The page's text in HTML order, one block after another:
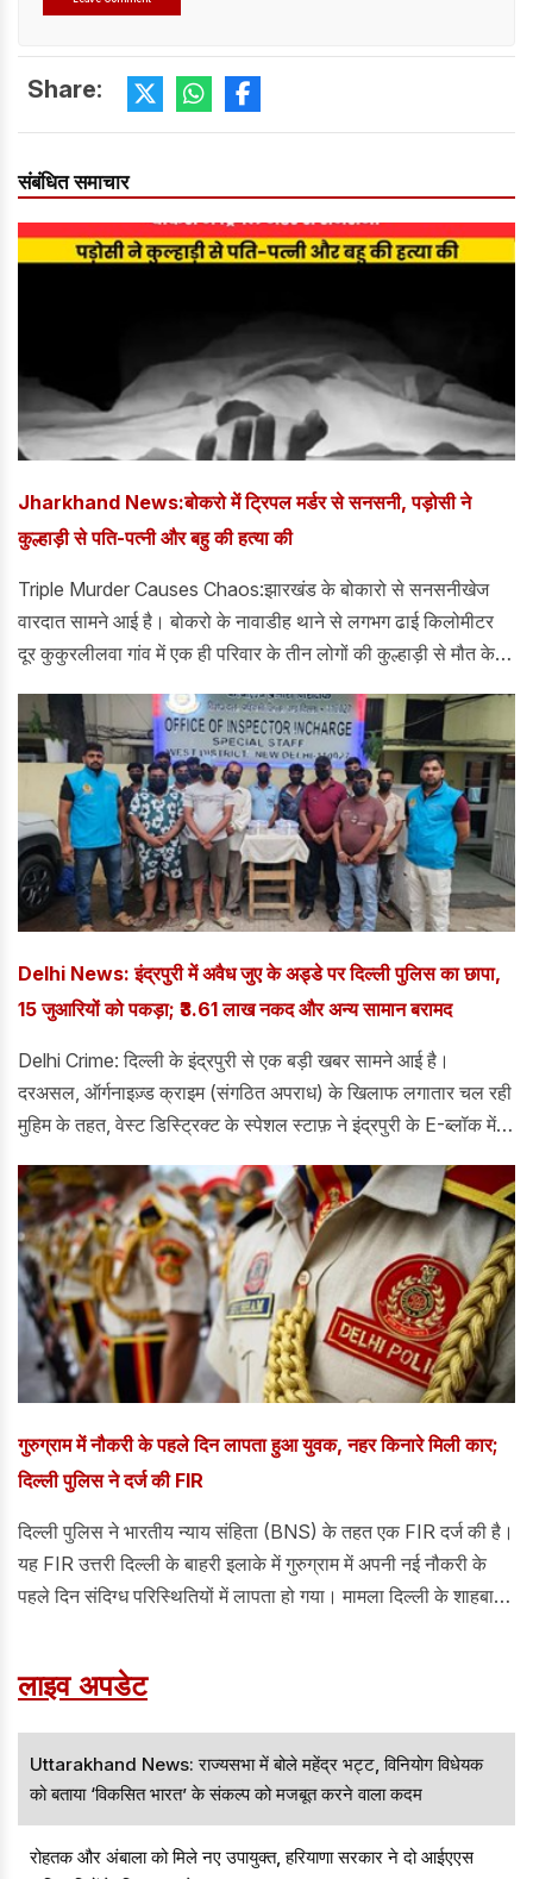
Share:
संबंधित समाचार
Jharkhand News:बोकरो में ट्रिपल मर्डर से सनसनी, पड़ोसी ने
कुल्हाड़ी से पति-पत्नी और बहु की हत्या की
Triple Murder Causes Chaos:झारखंड के बोकारो से सनसनीखेज
वारदात सामने आई है। बोकरो के नावाडीह थाने से लगभग ढाई किलोमीटर
दूर कुकुरलीलवा गांव में एक ही परिवार के तीन लोगों की कुल्हाड़ी से मौत के
Delhi News: इंद्रपुरी में अवैध जुए के अड्डे पर दिल्ली पुलिस का छापा,
15 जुआरियों को पकड़ा; ₹3.61 लाख नकद और अन्य सामान बरामद
Delhi Crime: दिल्ली के इंद्रपुरी से एक बड़ी खबर सामने आई है।
दरअसल, ऑर्गनाइज़्ड क्राइम (संगठित अपराध) के खिलाफ लगातार चल रही
मुहिम के तहत, वेस्ट डिस्ट्रिक्ट के स्पेशल स्टाफ़ ने इंद्रपुरी के E-ब्लॉक में
किया।
गुरुग्राम में नौकरी के पहले दिन लापता हुआ युवक, नहर किनारे मिली कार;
दिल्ली पुलिस ने दर्ज की FIR
दिल्ली पुलिस ने भारतीय न्याय संहिता (BNS) के तहत एक FIR दर्ज की है।
यह FIR उत्तरी दिल्ली के बाहरी इलाके में गुरुग्राम में अपनी नई नौकरी के
पहले दिन संदिग्ध परिस्थितियों में लापता हो गया। मामला दिल्ली के शाहबाद
लाइव अपडेट
Uttarakhand News: राज्यसभा में बोले महेंद्र भट्ट, विनियोग विधेयक
को बताया ‘विकसित भारत’ के संकल्प को मजबूत करने वाला कदम
रोहतक और अंबाला को मिले नए उपायुक्त, हरियाणा सरकार ने दो आईएएस